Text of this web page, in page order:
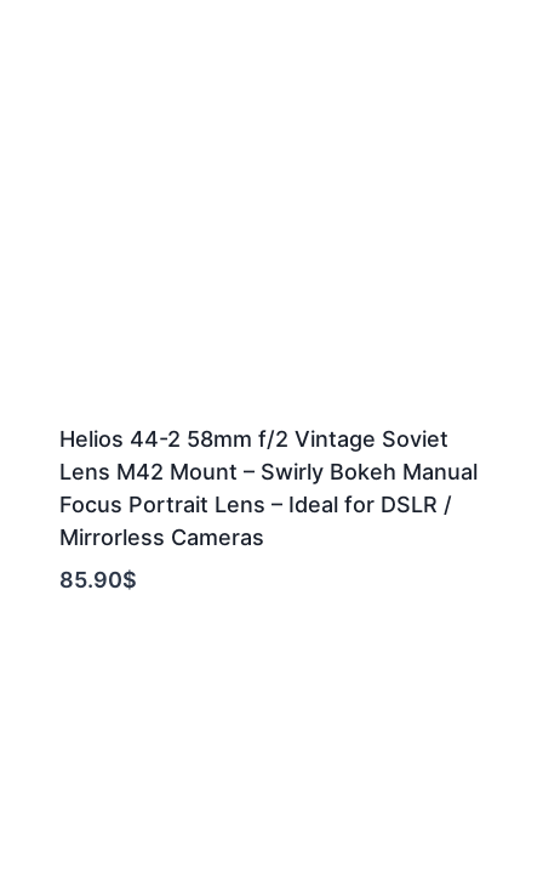
Helios 44-2 58mm f/2 Vintage Soviet
Lens M42 Mount – Swirly Bokeh Manual
Focus Portrait Lens – Ideal for DSLR /
Mirrorless Cameras
85.90$